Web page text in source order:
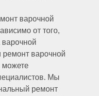
варочной
от того,
варочной
ремонт варочной
можете
Мы
ремонт